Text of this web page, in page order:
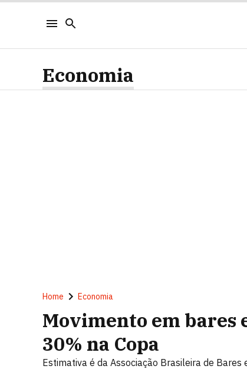
Economia
Home Economia
Movimento em bares
30% na Copa
Estimativa é da Associação Brasileira de Bares